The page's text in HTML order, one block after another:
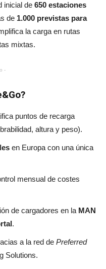
inicial de 650 estaciones
de 1.000 previstas para
la carga en rutas
mixtas.
-
puntos de recarga
altura y peso).
en Europa con una única
mensual de costes
de cargadores en la MAN
.
a la red de Preferred
Solutions.